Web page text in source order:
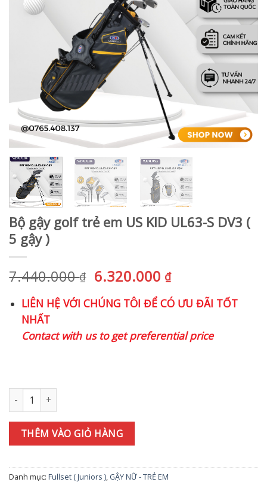
Bộ gậy golf trẻ em US KID UL63-S DV3 (
5 gậy )
7.440.000₫
Giá
gốc
là:
6.320.000 ₫Giá
hiện
tại
6.320.000 ₫.
LIÊN HỆ VỚI CHÚNG TÔI ĐỂ CÓ ƯU ĐÃI TỐT
NHẤT
Contact with us to get preferential price
Bộ gậy golf trẻ em US KID UL63-S DV3 ( 5 gậy ) số lượng
THÊM VÀO GIỎ HÀNG
Danh mục: Fullset ( Juniors ), GẬY NỮ - TRẺ EM